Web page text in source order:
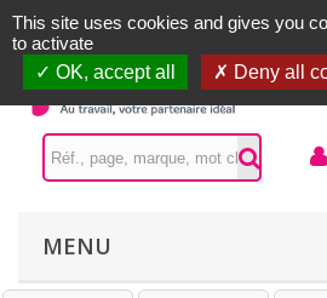
MENU
This site uses cookies and gives you
to activate
OK, accept all
Deny all